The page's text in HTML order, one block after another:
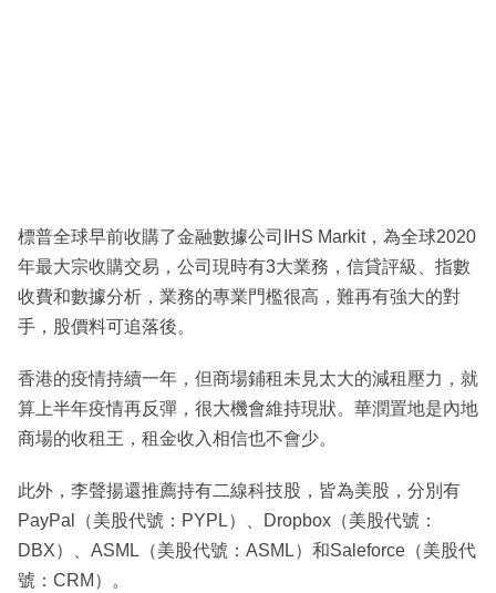
標普全球早前收購了金融數據公司IHS Markit，為全球2020
年最大宗收購交易，公司現時有3大業務，信貸評級、指數
收費和數據分析，業務的專業門檻很高，難再有強大的對
手，股價料可追落後。
香港的疫情持續一年，但商場鋪租未見太大的減租壓力，就
算上半年疫情再反彈，很大機會維持現狀。華潤置地是內地
商場的收租王，租金收入相信也不會少。
此外，李聲揚還推薦持有二線科技股，皆為美股，分別有
PayPal（美股代號：PYPL）、Dropbox（美股代號：
DBX）、ASML（美股代號：ASML）和Saleforce（美股代
號：CRM）。